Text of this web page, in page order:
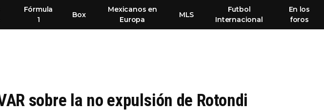
Fórmula
1
Box
Mexicanos en
Europa
MLS
Futbol
Internacional
En los
foros
sobre la no expulsión de Rotondi